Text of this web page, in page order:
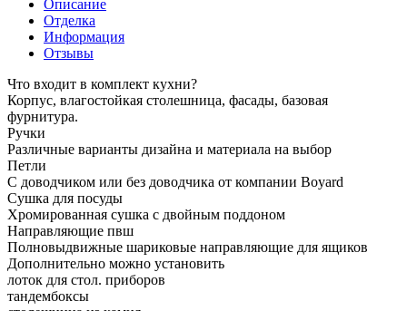
Описание
Отделка
Информация
Отзывы
Что входит в комплект кухни?
Корпус, влагостойкая столешница, фасады, базовая
фурнитура.
Ручки
Различные варианты дизайна и материала на выбор
Петли
С доводчиком или без доводчика от компании Boyard
Сушка для посуды
Хромированная сушка с двойным поддоном
Направляющие пвш
Полновыдвижные шариковые направляющие для ящиков
Дополнительно можно установить
лоток для стол. приборов
тандембоксы